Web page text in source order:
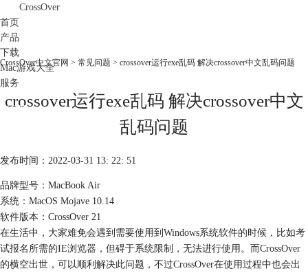
CrossOver
首页
产品
下载
Mac游戏大全
服务
购买
CrossOver中文官网 > 常见问题 > crossover运行exe乱码 解决crossover中文乱码问题
crossover运行exe乱码 解决crossover中文
乱码问题
发布时间：2022-03-31 13: 22: 51
品牌型号：MacBook Air
系统：MacOS Mojave 10.14
软件版本：CrossOver 21
在生活中，大家难免会遇到需要使用到Windows系统软件的时候，比如考
试报名所需的IE浏览器，但碍于系统限制，无法进行使用。而CrossOver
的横空出世，可以顺利解决此问题，不过CrossOver在使用过程中也会出